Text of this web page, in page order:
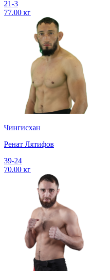
21-3
77.00 кг
Чингисхан
Ренат Лятифов
39-24
70.00 кг